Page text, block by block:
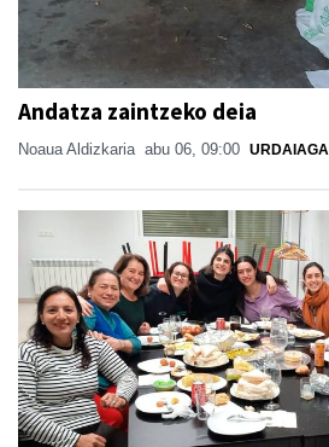
Andatza zaintzeko deia
Noaua Aldizkaria abu 06, 09:00 URDAIAGA